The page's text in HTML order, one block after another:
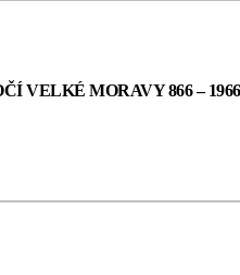
VELKÉ MORAVY 866 – 1966